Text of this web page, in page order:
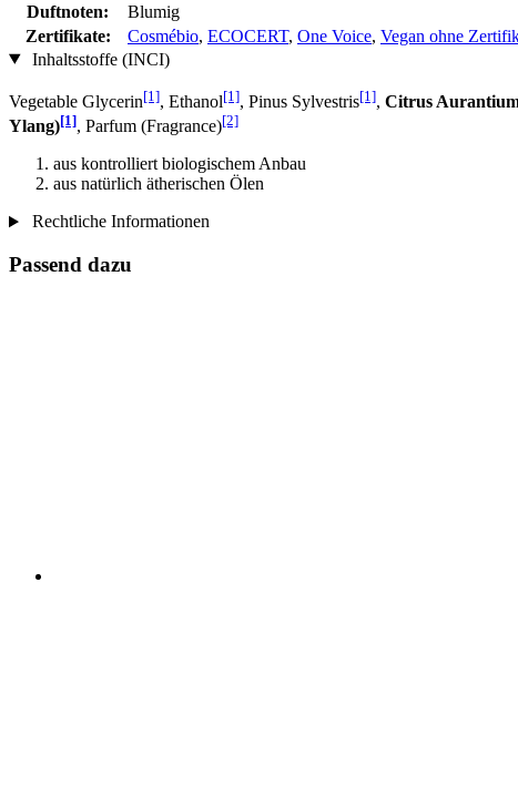
Duftnoten:
Blumig
Zertifikate:
Cosmébio, ECOCERT, One Voice, Vegan ohne
Inhaltsstoffe (INCI)
Vegetable Glycerin[1], Ethanol[1], Pinus Sylvestris[1], Citrus
Ylang)[1], Parfum (Fragrance)[2]
aus kontrolliert biologischem Anbau
aus natürlich ätherischen Ölen
Rechtliche Informationen
Passend dazu